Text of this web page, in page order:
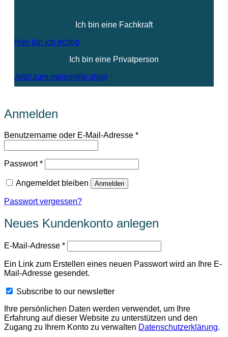
Ich bin eine Fachkraft
Hier bin ich richtig
Ich bin eine Privatperson
Jetzt zum meinsmile.shop
Anmelden
Benutzername oder E-Mail-Adresse *Erforderlich
Passwort*Erforderlich
Angemeldet bleiben Anmelden
Passwort vergessen?
Neues Kundenkonto anlegen
E-Mail-Adresse *Erforderlich
Ein Link zum Erstellen eines neuen Passwort wird an Ihre E-
Mail-Adresse gesendet.
Subscribe to our newsletter
Ihre persönlichen Daten werden verwendet, um Ihre
Erfahrung auf dieser Website zu unterstützen und den
Zugang zu Ihrem Konto zu verwalten Datenschutzerklärung.